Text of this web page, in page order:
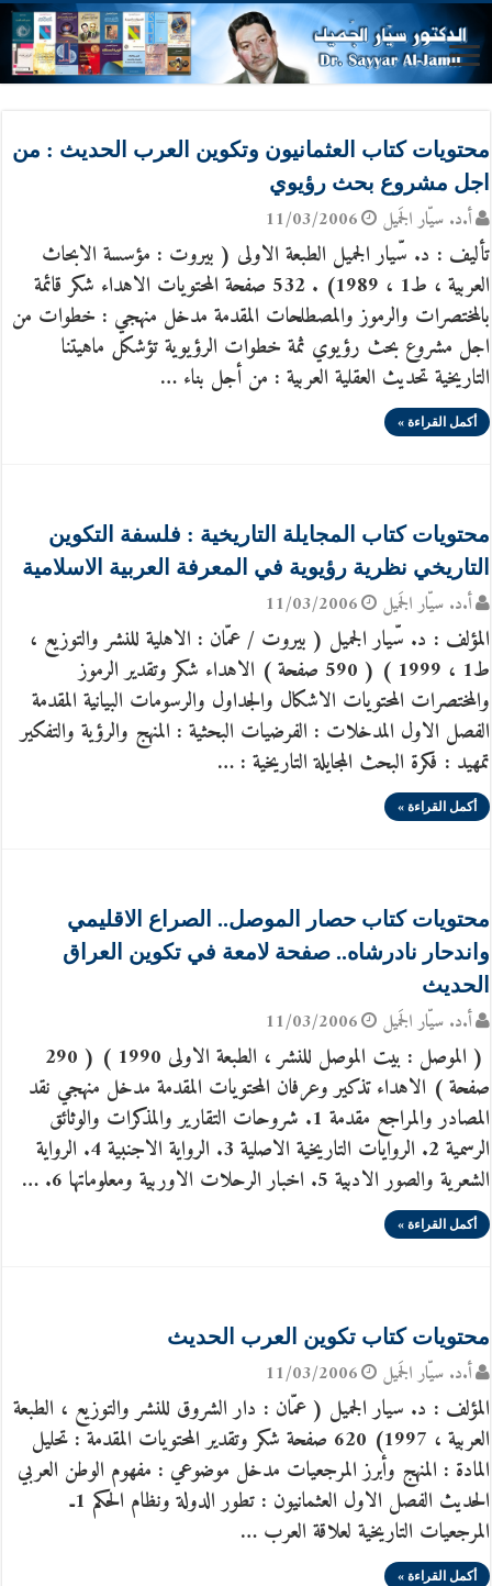
محتويات كتاب العثمانيون وتكوين العرب الحديث : من
اجل مشروع بحث رؤيوي
أ.د. سيّار الجَميل 11/03/2006
تأليف : د. سّيار الجميل الطبعة الاولى ( بيروت : مؤسسة الابحاث
العربية ، ط1 ، 1989) . 532 صفحة المحتويات الاهداء شكر قائمة
بالمختصرات والرموز والمصطلحات المقدمة مدخل منهجي : خطوات من
اجل مشروع بحث رؤيوي ثمة خطوات الرؤيوية تؤشكل ماهيتنا
التاريخية تحديث العقلية العربية : من أجل بناء …
أكمل القراءة »
محتويات كتاب المجايلة التاريخية : فلسفة التكوين
التاريخي نظرية رؤيوية في المعرفة العربية الاسلامية
أ.د. سيّار الجَميل 11/03/2006
المؤلف : د. سّيار الجميل ( بيروت / عمّان : الاهلية للنشر والتوزيع ،
ط1 ، 1999 ) ( 590 صفحة ) الاهداء شكر وتقدير الرموز
والمختصرات المحتويات الاشكال والجداول والرسومات البيانية المقدمة
الفصل الاول المدخلات : الفرضيات البحثية : المنهج والرؤية والتفكير
تمهيد : فكرة البحث المجايلة التاريخية : …
أكمل القراءة »
محتويات كتاب حصار الموصل.. الصراع الاقليمي
واندحار نادرشاه.. صفحة لامعة في تكوين العراق
الحديث
أ.د. سيّار الجَميل 11/03/2006
( الموصل : بيت الموصل للنشر ، الطبعة الاولى 1990 ) ( 290
صفحة ) الاهداء تذكير وعرفان المحتويات المقدمة مدخل منهجي نقد
المصادر والمراجع مقدمة 1. شروحات التقارير والمذكرات والوثائق
الرسمية 2. الروايات التاريخية الاصلية 3. الرواية الاجنبية 4. الرواية
الشعرية والصور الادبية 5. اخبار الرحلات الاوربية ومعلوماتها 6. …
أكمل القراءة »
محتويات كتاب تكوين العرب الحديث
أ.د. سيّار الجَميل 11/03/2006
المؤلف : د. سيار الجميل ( عمّان : دار الشروق للنشر والتوزيع ، الطبعة
العربية ، 1997) 620 صفحة شكر وتقدير المحتويات المقدمة : تحليل
المادة : المنهج وأبرز المرجعيات مدخل موضوعي : مفهوم الوطن العربي
الحديث الفصل الاول العثمانيون : تطور الدولة ونظام الحكم 1ـ
المرجعيات التاريخية لعلاقة العرب …
أكمل القراءة »